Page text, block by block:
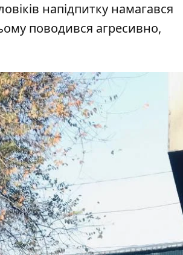
напідпитку намагався
поводився агресивно,